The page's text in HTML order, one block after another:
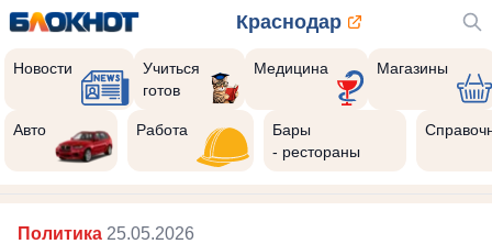
Краснодар
Новости
Учиться
готов
Медицина Магазины
Авто Работа
Бары
- рестораны
Политика 25.05.2026